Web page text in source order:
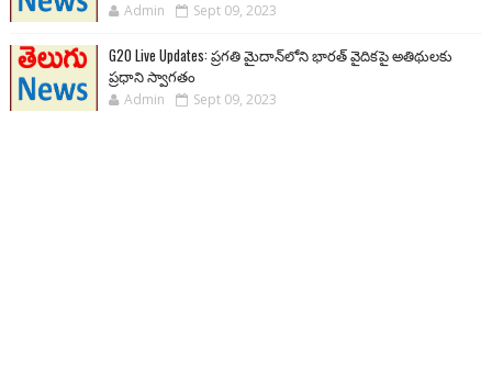
Admin Sept 09, 2023
G20 Live Updates: ప్రగతి మైదాన్‌లోని భారత్ వైదికపై అతిథులకు
ప్రధాని స్వాగతం
Admin Sept 09, 2023